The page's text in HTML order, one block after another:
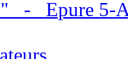
- Epure 5-